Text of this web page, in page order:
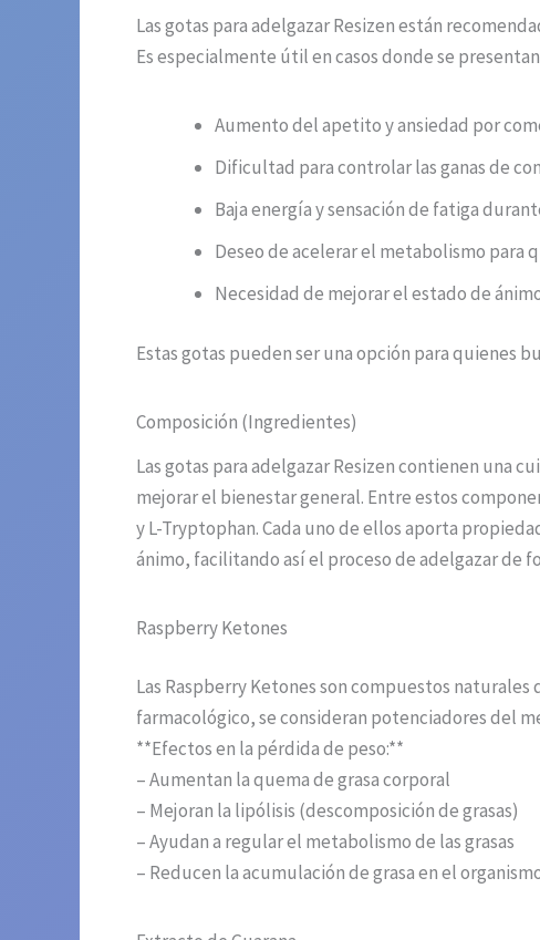
Las gotas para adelgazar Resizen están
Es especialmente útil en casos donde se
Aumento del apetito y ansiedad por
Dificultad para controlar las ganas de
Baja energía y sensación de fatiga
Deseo de acelerar el metabolismo para
Necesidad de mejorar el estado de
Estas gotas pueden ser una opción para quienes
Composición (Ingredientes)
Las gotas para adelgazar Resizen contienen una
mejorar el bienestar general. Entre estos
y L-Tryptophan. Cada uno de ellos aporta
ánimo, facilitando así el proceso de adelgazar de
Raspberry Ketones
Las Raspberry Ketones son compuestos
farmacológico, se consideran potenciadores del
**Efectos en la pérdida de peso:**
– Aumentan la quema de grasa corporal
– Mejoran la lipólisis (descomposición de grasas)
– Ayudan a regular el metabolismo de las grasas
– Reducen la acumulación de grasa en el